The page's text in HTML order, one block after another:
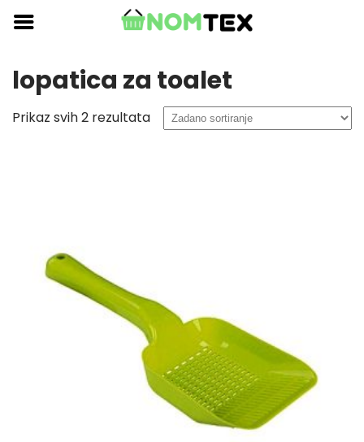
Skip
content
lopatica za toalet
Prikaz svih 2 rezultata